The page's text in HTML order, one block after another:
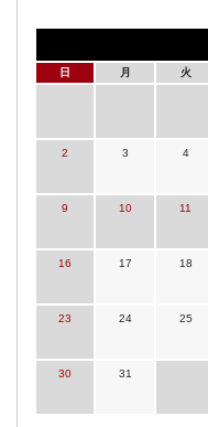
日 月 火
2 3 4
9 10 11
16 17 18
23 24 25
30 31